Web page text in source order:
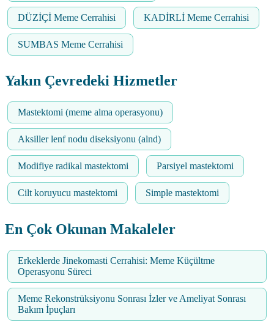
DÜZİÇİ Meme Cerrahisi KADİRLİ Meme Cerrahisi
SUMBAS Meme Cerrahisi
Yakın Çevredeki Hizmetler
Mastektomi (meme alma operasyonu)
Aksiller lenf nodu diseksiyonu (alnd)
Modifiye radikal mastektomi Parsiyel mastektomi
Cilt koruyucu mastektomi Simple mastektomi
En Çok Okunan Makaleler
Erkeklerde Jinekomasti Cerrahisi: Meme Küçültme
Operasyonu Süreci
Meme Rekonstrüksiyonu Sonrası İzler ve Ameliyat Sonrası
Bakım İpuçları